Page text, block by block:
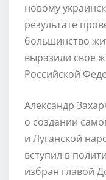
новому
результате
большинство
выразили свое
Российской
Александр
о создании
и Луганской
вступил в
избран главой